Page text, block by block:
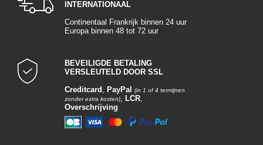
INTERNATIONAAL
Continentaal Frankrijk binnen 24 uur
Europa binnen 48 tot 72 uur
BEVEILIGDE BETALING
VERSLEUTELD DOOR SSL
Creditcard , PayPal
(in 1 of 4 termijnen
zonder extra kosten), LCR,
Overschrijving